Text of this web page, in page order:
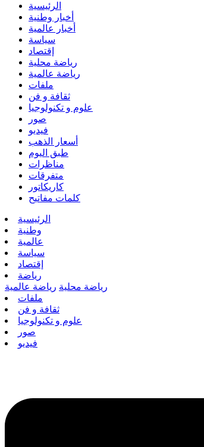
الرئيسية
أخبار وطنية
أخبار عالمية
سياسة
إقتصاد
رياضة محلية
رياضة عالمية
ملفات
ثقافة و فن
علوم و تكنولوجيا
صور
فيديو
أسعار الذهب
طبق اليوم
مناظرات
متفرقات
كاريكاتور
كلمات مفاتيح
الرئيسية
وطنية
عالمية
سياسة
إقتصاد
رياضة
رياضة محلية رياضة عالمية
ملفات
ثقافة و فن
علوم و تكنولوجيا
صور
فيديو